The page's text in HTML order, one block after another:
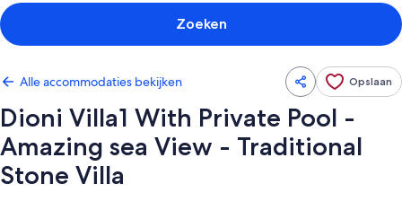
Zoeken
Alle accommodaties bekijken Opslaan
Dioni Villa1 With Private Pool -
Amazing sea View - Traditional
Stone Villa